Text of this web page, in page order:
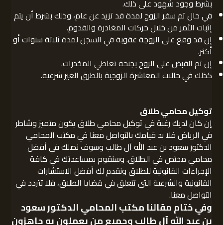
بشرط وجود شهود على ذلك.
في حال تم سفر الزوج لمدة قد تزيد عن عام، وذلك بشرط أن يتم
إثبات الأمر من خلال حركات المغادرة والقدوم.
إن قد وقع على الزوجة عقوبة في السجن لمدة ثلاثة سنوات أو
أكثر.
إن تم القبض على الزوج بجنحة تعاطي المخدرات.
كذلك في حالات المعاشرة الزوجية بالطرق الغير شرعية.
توكيل محامي طلاق
إن كان لديك رغبة في توكيل محامي طلاق يكون متميز وشاطر
في الرياض فلا بد قيامك بالتواصل معنا في مكتب المحامي
الدكتور سعود بن عبد الله آل طالب وسوف نصلك في أفضل
محامي مختص في الطلاق. وسنقوم بمساعدتك في كافة
الإجراءات القانونية للطلاق ونقدم لك أفضل الاستشارات
القانونية والشرعية التي تتعلق في قضايا الطلاق، فلا تتردد في
التواصل معنا.
وفي ختام مقالنا مكتبالمحامي الدكتور سعود
بن عبد الله آل طالبوجميع من يعملون به جاهزون